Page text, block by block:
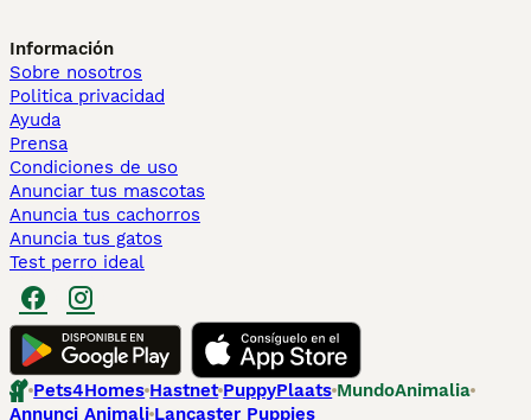
Información
Sobre nosotros
Politica privacidad
Ayuda
Prensa
Condiciones de uso
Anunciar tus mascotas
Anuncia tus cachorros
Anuncia tus gatos
Test perro ideal
Pets4Homes Hastnet PuppyPlaats MundoAnimalia
Annunci Animali Lancaster Puppies